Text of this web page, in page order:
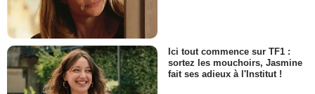
Ici tout commence sur TF1 :
sortez les mouchoirs, Jasmine
fait ses adieux à l'Institut !